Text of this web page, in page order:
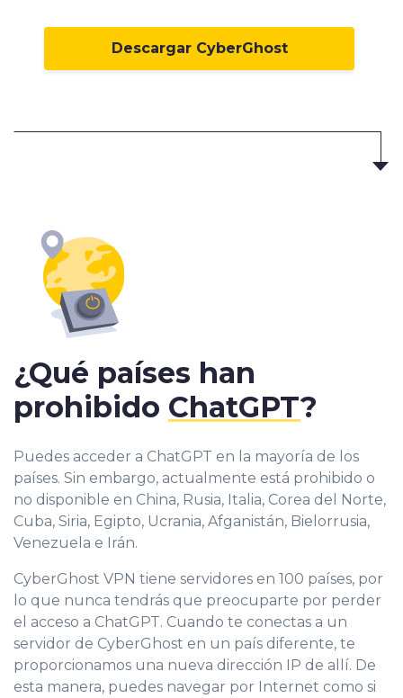
Descargar CyberGhost
Puedes acceder a ChatGPT en la mayoría de los
países. Sin embargo, actualmente está prohibido o
no disponible en China, Rusia, Italia, Corea del Norte,
Cuba, Siria, Egipto, Ucrania, Afganistán, Bielorrusia,
Venezuela e Irán.
CyberGhost VPN tiene servidores en 100 países, por
lo que nunca tendrás que preocuparte por perder
el acceso a ChatGPT. Cuando te conectas a un
servidor de CyberGhost en un país diferente, te
proporcionamos una nueva dirección IP de allí. De
esta manera, puedes navegar por Internet como si
¿Qué países han
prohibido ChatGPT?